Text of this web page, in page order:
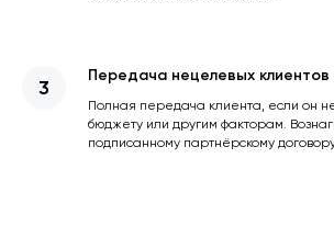
Передача нецелевых клиентов
Полная передача клиента, если он
бюджету или другим факторам.
подписанному партнёрскому